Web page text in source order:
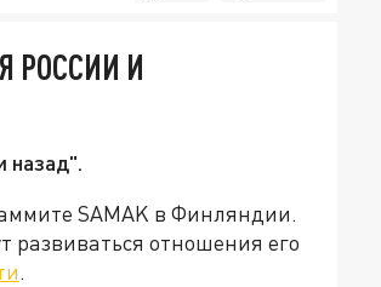
РОССИИ И
назад".
SAMAK в Финляндии.
развиваться отношения его
.